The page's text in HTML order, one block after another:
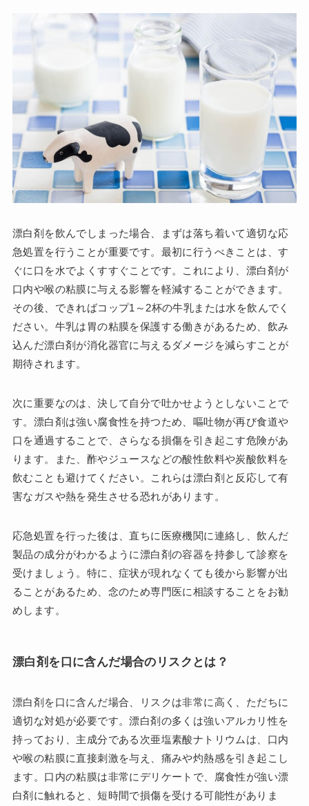
漂白剤を飲んでしまった場合、まずは落ち着いて適切な応
急処置を行うことが重要です。最初に行うべきことは、す
ぐに口を水でよくすすぐことです。これにより、漂白剤が
口内や喉の粘膜に与える影響を軽減することができます。
その後、できればコップ1～2杯の牛乳または水を飲んでく
ださい。牛乳は胃の粘膜を保護する働きがあるため、飲み
込んだ漂白剤が消化器官に与えるダメージを減らすことが
期待されます。
次に重要なのは、決して自分で吐かせようとしないことで
す。漂白剤は強い腐食性を持つため、嘔吐物が再び食道や
口を通過することで、さらなる損傷を引き起こす危険があ
ります。また、酢やジュースなどの酸性飲料や炭酸飲料を
飲むことも避けてください。これらは漂白剤と反応して有
害なガスや熱を発生させる恐れがあります。
応急処置を行った後は、直ちに医療機関に連絡し、飲んだ
製品の成分がわかるように漂白剤の容器を持参して診察を
受けましょう。特に、症状が現れなくても後から影響が出
ることがあるため、念のため専門医に相談することをお勧
めします。
漂白剤を口に含んだ場合のリスクとは？
漂白剤を口に含んだ場合、リスクは非常に高く、ただちに
適切な対処が必要です。漂白剤の多くは強いアルカリ性を
持っており、主成分である次亜塩素酸ナトリウムは、口内
や喉の粘膜に直接刺激を与え、痛みや灼熱感を引き起こし
ます。口内の粘膜は非常にデリケートで、腐食性が強い漂
白剤に触れると、短時間で損傷を受ける可能性がありま